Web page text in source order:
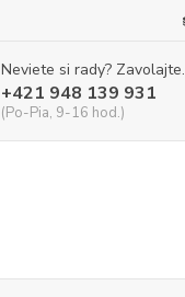
Neviete si rady? Zavolajte.
+421 948 139 931
(Po-Pia, 9-16 hod.)